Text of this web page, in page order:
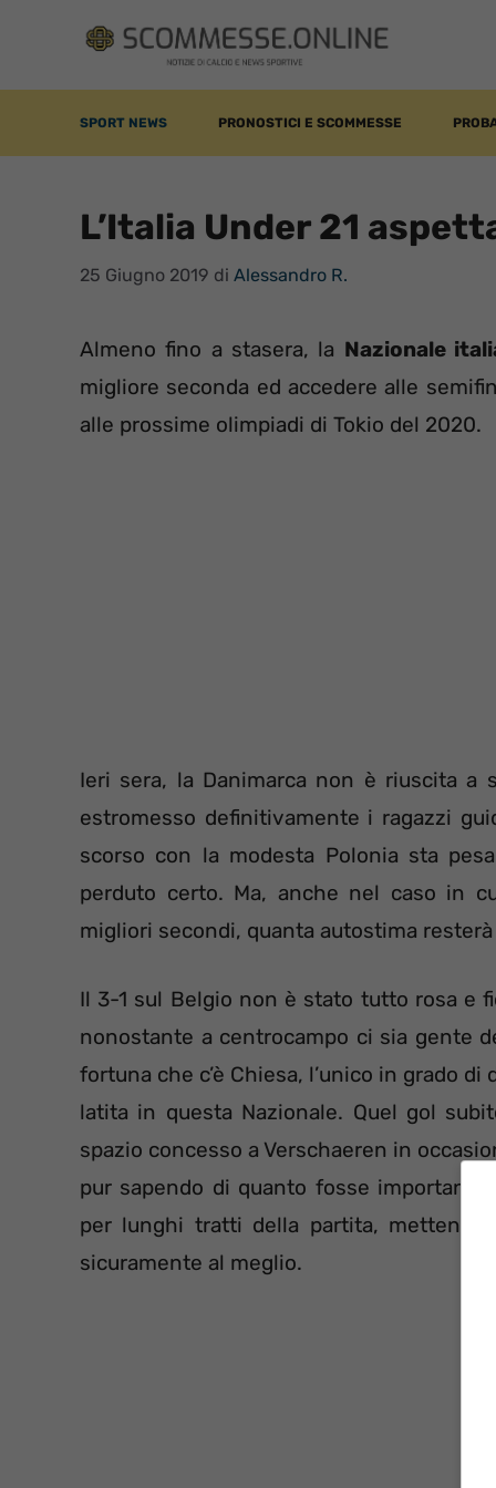
contenuto
SPORT NEWS PRONOSTICI E SCOMMESSE
L’Italia Under 21
25 Giugno 2019 di Alessandro R.
Almeno fino a stasera, la Nazionale
migliore seconda ed accedere alle
alle prossime olimpiadi di Tokio del 2020.
Ieri sera, la Danimarca non è riuscita a
estromesso definitivamente i ragazzi
scorso con la modesta Polonia sta
perduto certo. Ma, anche nel caso in
migliori secondi, quanta autostima
Il 3-1 sul Belgio non è stato tutto rosa e
nonostante a centrocampo ci sia gente
fortuna che c’è Chiesa, l’unico in grado
latita in questa Nazionale. Quel gol
spazio concesso a Verschaeren in
pur sapendo di quanto fosse
per lunghi tratti della partita,
sicuramente al meglio.